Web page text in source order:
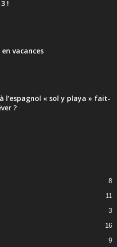
!
vacances
l’espagnol « sol y playa » fait-
?
8
11
3
16
9